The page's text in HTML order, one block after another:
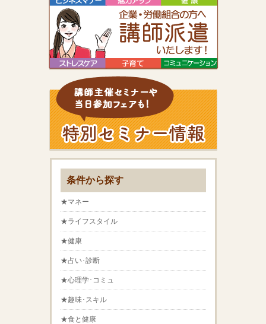
条件から探す
★マネー
★ライフスタイル
★健康
★占い･診断
★心理学･コミュ
★趣味･スキル
★食と健康